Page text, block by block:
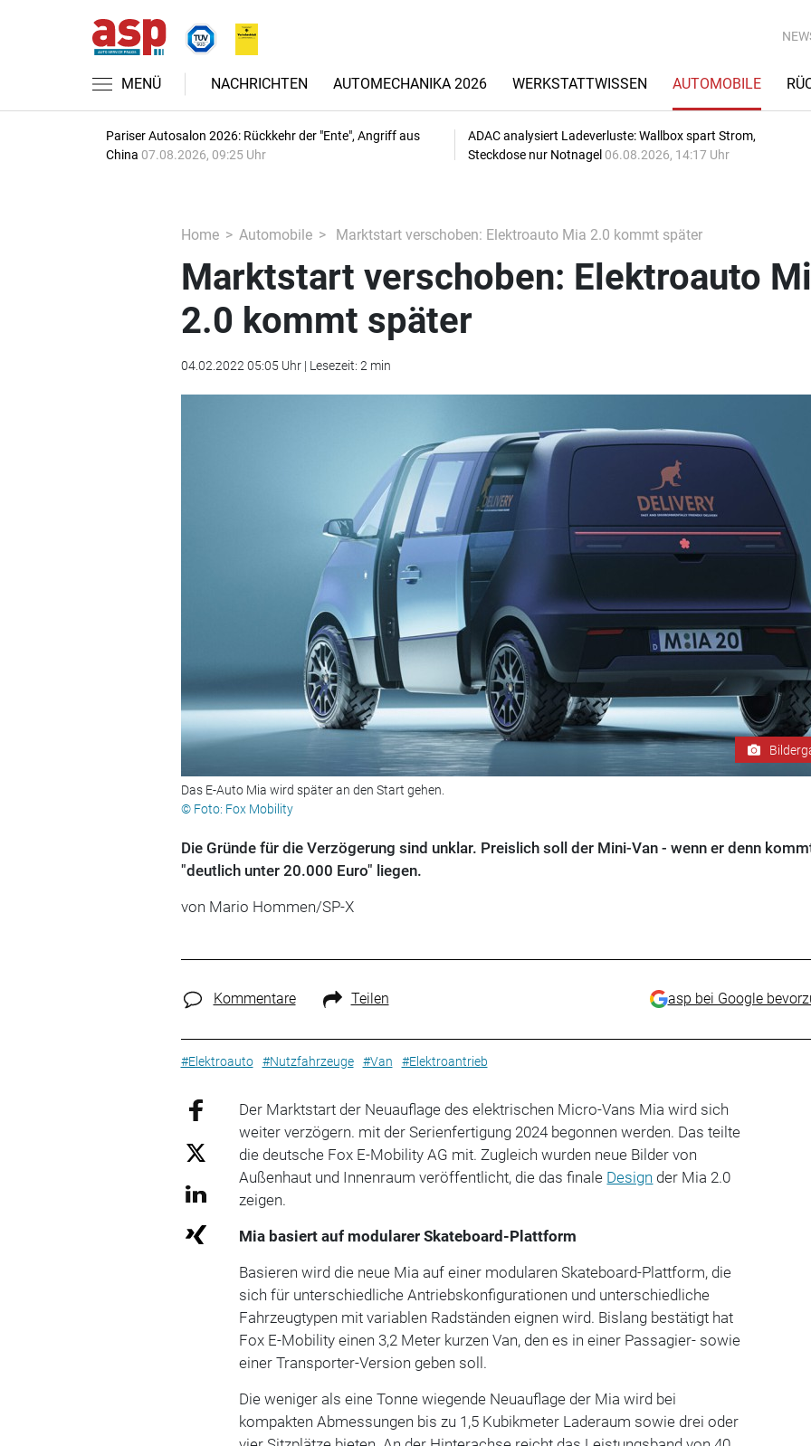
MENÜ NACHRICHTEN AUTOMECHANIKA 2026 WERKSTATTWISSEN AUTOMOBILE
Pariser Autosalon 2026: Rückkehr der "Ente", Angriff aus
China 07.08.2026, 09:25 Uhr
ADAC analysiert Ladeverluste: Wallbox spart Strom,
Steckdose nur Notnagel 06.08.2026, 14:17 Uhr
Home Automobile Marktstart verschoben: Elektroauto Mia 2.0 kommt später
Marktstart verschoben: Elektroauto
2.0 kommt später
04.02.2022 05:05 Uhr | Lesezeit: 2 min
Das E-Auto Mia wird später an den Start gehen.
© Foto: Fox Mobility
Die Gründe für die Verzögerung sind unklar. Preislich soll der Mini-Van - wenn er denn
"deutlich unter 20.000 Euro" liegen.
von Mario Hommen/SP-X
Kommentare Teilen asp bei Google
#Elektroauto #Nutzfahrzeuge #Van #Elektroantrieb
Der Marktstart der Neuauflage des elektrischen Micro-Vans Mia wird sich
weiter verzögern. mit der Serienfertigung 2024 begonnen werden. Das teilte
die deutsche Fox E-Mobility AG mit. Zugleich wurden neue Bilder von
Außenhaut und Innenraum veröffentlicht, die das finale Design der Mia 2.0
zeigen.
Mia basiert auf modularer Skateboard-Plattform
Basieren wird die neue Mia auf einer modularen Skateboard-Plattform, die
sich für unterschiedliche Antriebskonfigurationen und unterschiedliche
Fahrzeugtypen mit variablen Radständen eignen wird. Bislang bestätigt hat
Fox E-Mobility einen 3,2 Meter kurzen Van, den es in einer Passagier- sowie
einer Transporter-Version geben soll.
Die weniger als eine Tonne wiegende Neuauflage der Mia wird bei
kompakten Abmessungen bis zu 1,5 Kubikmeter Laderaum sowie drei oder